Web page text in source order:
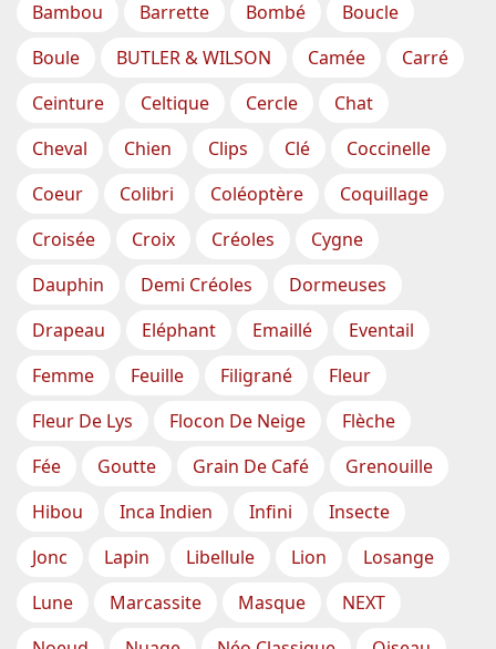
Bambou
Barrette Bombé
Boucle
Boule
BUTLER & WILSON Camée
Carré
Ceinture
Celtique Cercle
Chat
Cheval
Chien Clips Clé
Coccinelle
Coeur
Colibri Coléoptère
Coquillage
Croisée
Croix Créoles
Cygne
Dauphin
Demi Créoles
Dormeuses
Drapeau
Eléphant Emaillé
Eventail
Femme
Feuille Filigrané
Fleur
Fleur De Lys
Flocon De Neige
Flèche
Fée
Goutte Grain De Café
Grenouille
Hibou
Inca Indien Infini
Insecte
Jonc
Lapin Libellule Lion
Losange
Lune
Marcassite Masque
NEXT